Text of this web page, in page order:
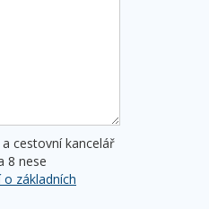
cestovní kancelář
8 nese
základních